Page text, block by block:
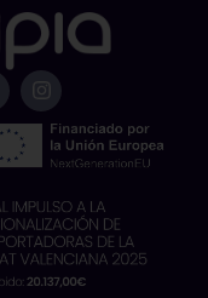
I
n
s
a
r
a
m